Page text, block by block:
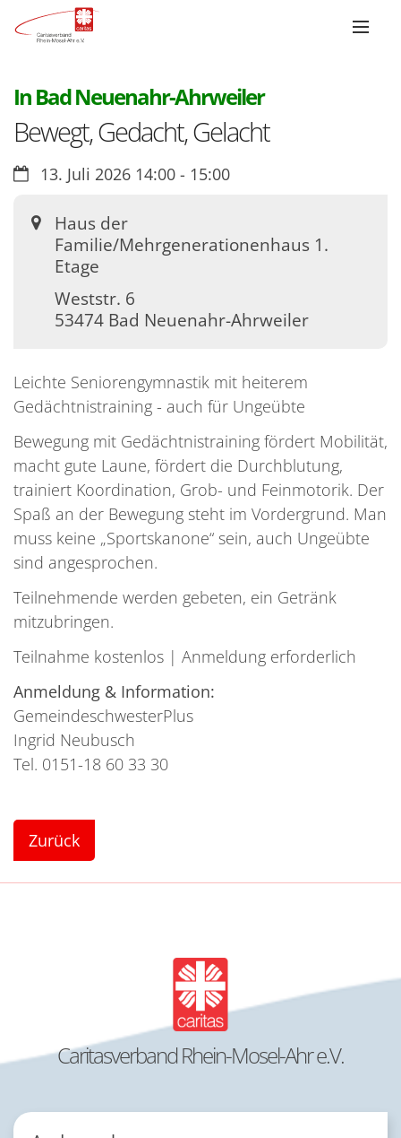
In Bad Neuenahr-Ahrweiler:
Bewegt, Gedacht, Gelacht
Datum:13. Juli 2026 14:00 - 15:00
Ort:Haus der
Familie/Mehrgenerationenhaus 1.
Etage
Weststr. 6
53474 Bad Neuenahr-Ahrweiler
Leichte Seniorengymnastik mit heiterem
Gedächtnistraining - auch für Ungeübte
Bewegung mit Gedächtnistraining fördert Mobilität,
macht gute Laune, fördert die Durchblutung,
trainiert Koordination, Grob- und Feinmotorik. Der
Spaß an der Bewegung steht im Vordergrund. Man
muss keine „Sportskanone“ sein, auch Ungeübte
sind angesprochen.
Teilnehmende werden gebeten, ein Getränk
mitzubringen.
Teilnahme kostenlos | Anmeldung erforderlich
Anmeldung & Information:
GemeindeschwesterPlus
Ingrid Neubusch
Tel. 0151-18 60 33 30
Zurück
Caritasverband Rhein-Mosel-Ahr e.V.